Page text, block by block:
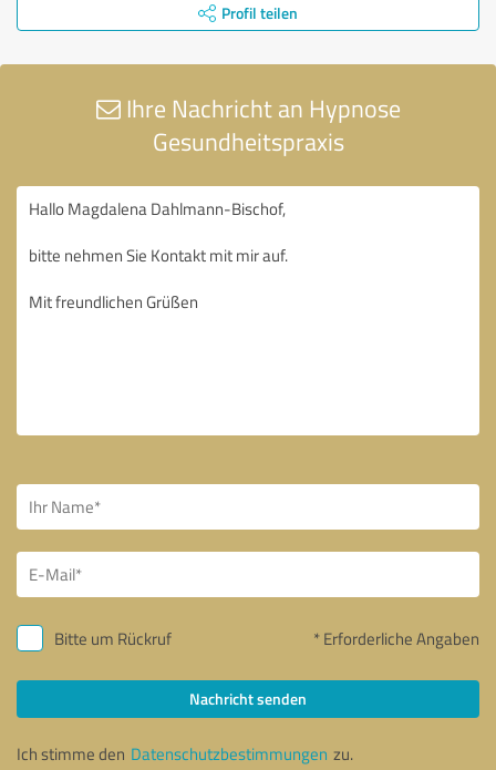
Profil teilen
Ihre Nachricht an Hypnose
Gesundheitspraxis
Bitte um Rückruf * Erforderliche Angaben
Nachricht senden
Ich stimme den Datenschutzbestimmungen zu.